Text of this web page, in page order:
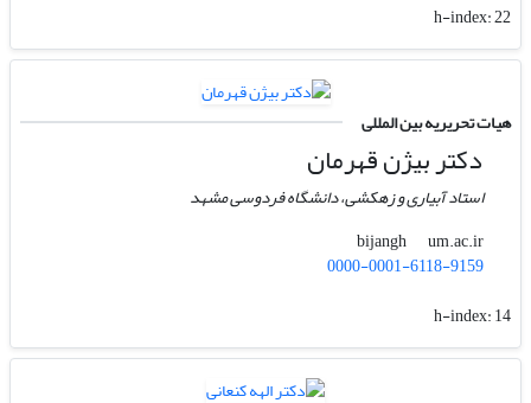
h-index:22
هیات تحریریه بین المللی
دکتر بیژن قهرمان
استاد آبیاری و زهکشی، دانشگاه فردوسی مشهد
bijangh
um.ac.ir
0000-0001-6118-9159
h-index:14